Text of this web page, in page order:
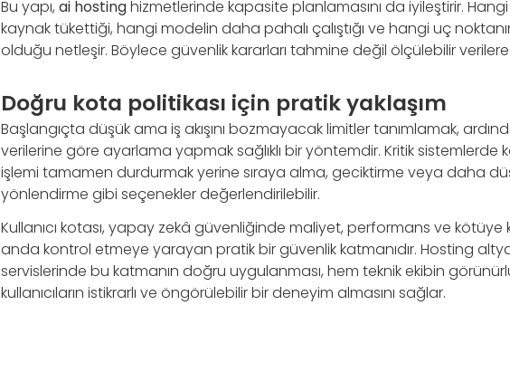
Bu yapı, ai hostinghizmetlerinde kapasite planlamasını da iyileştirir.
kaynak tükettiği, hangi modelin daha pahalı çalıştığı ve hangi uç
olduğu netleşir. Böylece güvenlik kararları tahmine değil ölçülebilir verilere
Doğru kota politikası için pratik yaklaşım
Başlangıçta düşük ama iş akışını bozmayacak limitler tanımlamak,
verilerine göre ayarlama yapmak sağlıklı bir yöntemdir. Kritik sistemlerde
işlemi tamamen durdurmak yerine sıraya alma, geciktirme veya daha
yönlendirme gibi seçenekler değerlendirilebilir.
Kullanıcı kotası, yapay zekâ güvenliğinde maliyet, performans ve kötüye
anda kontrol etmeye yarayan pratik bir güvenlik katmanıdır. Hosting
servislerinde bu katmanın doğru uygulanması, hem teknik ekibin
kullanıcıların istikrarlı ve öngörülebilir bir deneyim almasını sağlar.